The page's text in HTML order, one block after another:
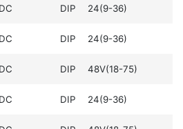
DIP 24(9-36)
DIP 24(9-36)
DIP 48V(18-75)
DIP 24(9-36)